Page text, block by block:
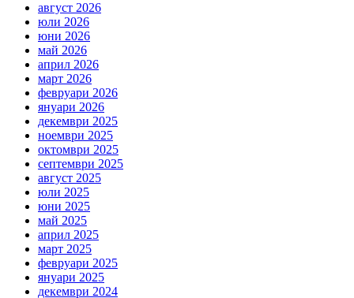
август 2026
юли 2026
юни 2026
май 2026
април 2026
март 2026
февруари 2026
януари 2026
декември 2025
ноември 2025
октомври 2025
септември 2025
август 2025
юли 2025
юни 2025
май 2025
април 2025
март 2025
февруари 2025
януари 2025
декември 2024